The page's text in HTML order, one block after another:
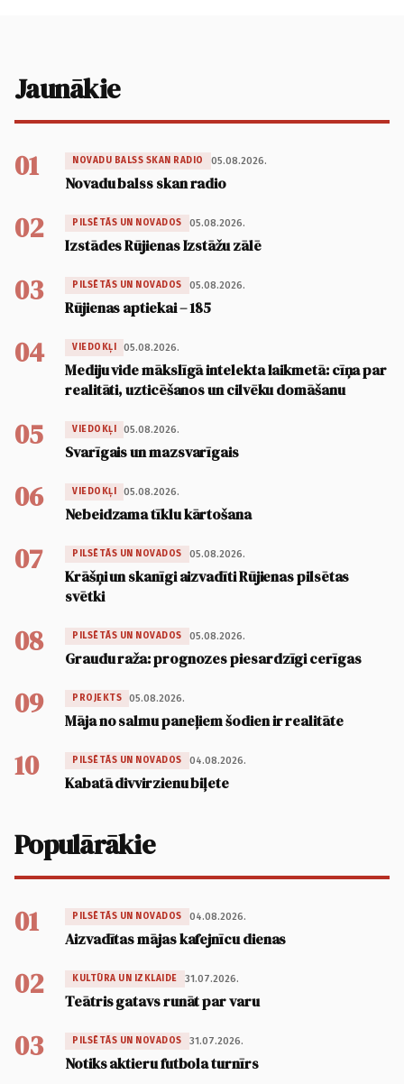
Jaunākie
01 NOVADU BALSS SKAN RADIO 05.08.2026.
Novadu balss skan radio
02 PILSĒTĀS UN NOVADOS 05.08.2026.
Izstādes Rūjienas Izstāžu zālē
03 PILSĒTĀS UN NOVADOS 05.08.2026.
Rūjienas aptiekai – 185
04 VIEDOKĻI 05.08.2026.
Mediju vide mākslīgā intelekta laikmetā: cīņa par
realitāti, uzticēšanos un cilvēku domāšanu
05 VIEDOKĻI 05.08.2026.
Svarīgais un mazsvarīgais
06 VIEDOKĻI 05.08.2026.
Nebeidzama tīklu kārtošana
07 PILSĒTĀS UN NOVADOS 05.08.2026.
Krāšņi un skanīgi aizvadīti Rūjienas pilsētas
svētki
08 PILSĒTĀS UN NOVADOS 05.08.2026.
Graudu raža: prognozes piesardzīgi cerīgas
09 PROJEKTS 05.08.2026.
Māja no salmu paneļiem šodien ir realitāte
10 PILSĒTĀS UN NOVADOS 04.08.2026.
Kabatā divvirzienu biļete
Populārākie
01 PILSĒTĀS UN NOVADOS 04.08.2026.
Aizvadītas mājas kafejnīcu dienas
02 KULTŪRA UN IZKLAIDE 31.07.2026.
Teātris gatavs runāt par varu
03 PILSĒTĀS UN NOVADOS 31.07.2026.
Notiks aktieru futbola turnīrs